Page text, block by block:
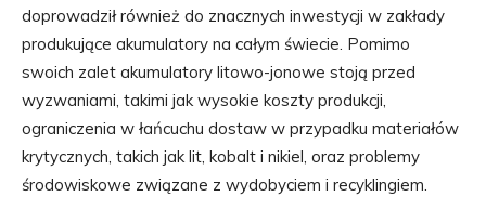
doprowadził również do znacznych inwestycji w zakłady
produkujące akumulatory na całym świecie. Pomimo
swoich zalet akumulatory litowo-jonowe stoją przed
wyzwaniami, takimi jak wysokie koszty produkcji,
ograniczenia w łańcuchu dostaw w przypadku materiałów
krytycznych, takich jak lit, kobalt i nikiel, oraz problemy
środowiskowe związane z wydobyciem i recyklingiem.